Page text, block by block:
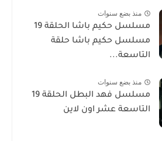
منذ بضع سنوات
مسلسل حكيم باشا الحلقة 19
مسلسل حكيم باشا حلقة
التاسعة...
منذ بضع سنوات
مسلسل فهد البطل الحلقة 19
التاسعة عشر اون لاين